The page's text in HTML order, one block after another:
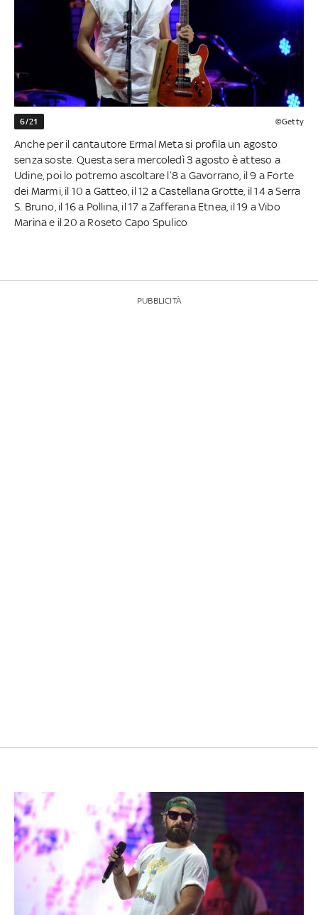
6/21 ©Getty
Anche per il cantautore Ermal Meta si profila un agosto
senza soste. Questa sera mercoledì 3 agosto è atteso a
Udine, poi lo potremo ascoltare l’8 a Gavorrano, il 9 a Forte
dei Marmi, il 10 a Gatteo, il 12 a Castellana Grotte, il 14 a Serra
S. Bruno, il 16 a Pollina, il 17 a Zafferana Etnea, il 19 a Vibo
Marina e il 20 a Roseto Capo Spulico
PUBBLICITÀ